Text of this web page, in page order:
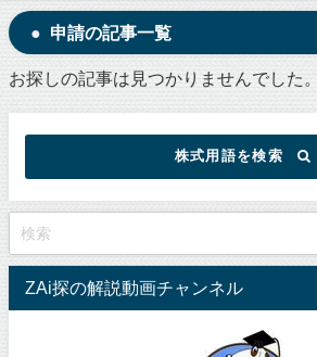
申請の記事一覧
お探しの記事は見つかりませんでした。
株式用語を検索
ZAi探の解説動画チャンネル